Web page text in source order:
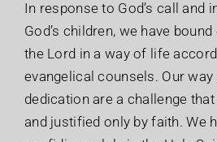
In response to God’s call and
God’s children, we have
the Lord in a way of life
evangelical counsels. Our
dedication are a challenge
and justified only by faith. We